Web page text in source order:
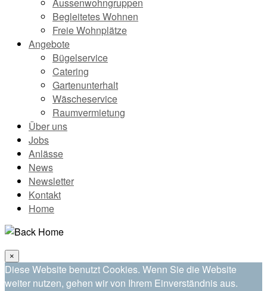
Begleitetes Wohnen
Freie Wohnplätze
Angebote
Bügelservice
Catering
Gartenunterhalt
Wäscheservice
Raumvermietung
Über uns
Jobs
Anlässe
News
Newsletter
Kontakt
Home
×
Diese Website benutzt Cookies. Wenn Sie die Website
weiter nutzen, gehen wir von Ihrem Einverständnis aus.